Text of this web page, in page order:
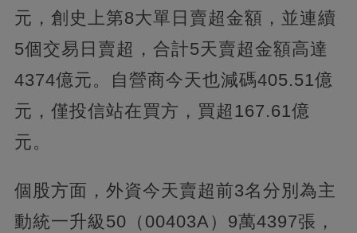
元，創史上第8大單日賣超金額，並連續
5個交易日賣超，合計5天賣超金額高達
4374億元。自營商今天也減碼405.51億
元，僅投信站在買方，買超167.61億
元。
個股方面，外資今天賣超前3名分別為主
動統一升級50（00403A）9萬4397張，